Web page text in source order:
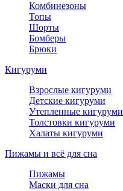
Комбинезоны
Топы
Шорты
Бомберы
Брюки
Кигуруми
Взрослые кигуруми
Детские кигуруми
Утепленные кигуруми
Толстовки кигуруми
Халаты кигуруми
Пижамы и всё для сна
Пижамы
Маски для сна